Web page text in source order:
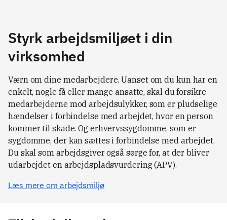
Styrk arbejdsmiljøet i din
virksomhed
Værn om dine medarbejdere. Uanset om du kun har en
enkelt, nogle få eller mange ansatte, skal du forsikre
medarbejderne mod arbejdsulykker, som er pludselige
hændelser i forbindelse med arbejdet, hvor en person
kommer til skade. Og erhvervssygdomme, som er
sygdomme, der kan sættes i forbindelse med arbejdet.
Du skal som arbejdsgiver også sørge for, at der bliver
udarbejdet en arbejdspladsvurdering (APV).
Læs mere om arbejdsmiljø